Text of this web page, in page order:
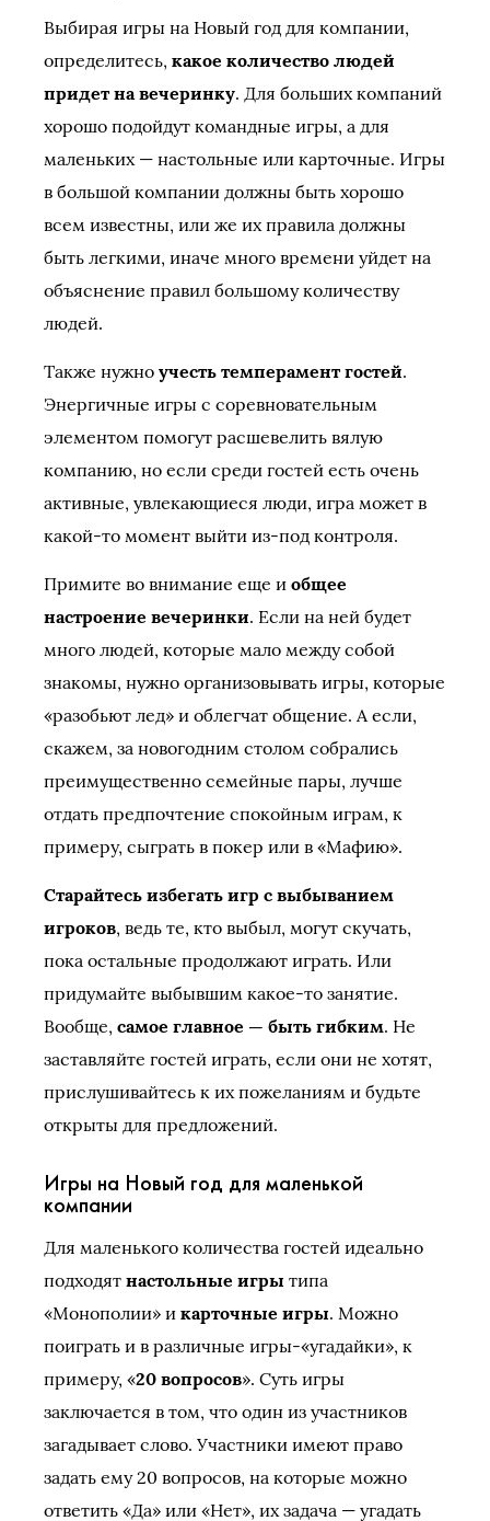
Выбирая игры на Новый год для компании,
определитесь, какое количество людей
придет на вечеринку. Для больших компаний
хорошо подойдут командные игры, а для
маленьких — настольные или карточные. Игры
в большой компании должны быть хорошо
всем известны, или же их правила должны
быть легкими, иначе много времени уйдет на
объяснение правил большому количеству
людей.
Также нужно учесть темперамент гостей.
Энергичные игры с соревновательным
элементом помогут расшевелить вялую
компанию, но если среди гостей есть очень
активные, увлекающиеся люди, игра может в
какой-то момент выйти из-под контроля.
Примите во внимание еще и общее
настроение вечеринки. Если на ней будет
много людей, которые мало между собой
знакомы, нужно организовывать игры, которые
«разобьют лед» и облегчат общение. А если,
скажем, за новогодним столом собрались
преимущественно семейные пары, лучше
отдать предпочтение спокойным играм, к
примеру, сыграть в покер или в «Мафию».
Старайтесь избегать игр с выбыванием
игроков, ведь те, кто выбыл, могут скучать,
пока остальные продолжают играть. Или
придумайте выбывшим какое-то занятие.
Вообще, самое главное — быть гибким. Не
заставляйте гостей играть, если они не хотят,
прислушивайтесь к их пожеланиям и будьте
открыты для предложений.
Игры на Новый год для маленькой
компании
Для маленького количества гостей идеально
подходят настольные игры типа
«Монополии» и карточные игры. Можно
поиграть и в различные игры-«угадайки», к
примеру, «20 вопросов». Суть игры
заключается в том, что один из участников
загадывает слово. Участники имеют право
задать ему 20 вопросов, на которые можно
ответить «Да» или «Нет», их задача — угадать